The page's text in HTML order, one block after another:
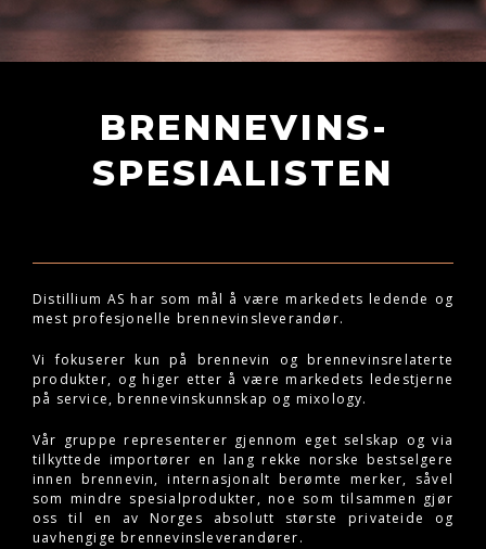
BRENNEVINS­
SPESIALISTEN
Distillium AS har som mål å være markedets ledende og
mest profesjonelle brennevinsleverandør.
Vi fokuserer kun på brennevin og brennevinsrelaterte
produkter, og higer etter å være markedets ledestjerne
på service, brennevinskunnskap og mixology.
Vår gruppe representerer gjennom eget selskap og via
tilkyttede importører en lang rekke norske bestselgere
innen brennevin, internasjonalt berømte merker, såvel
som mindre spesialprodukter, noe som tilsammen gjør
oss til en av Norges absolutt største privateide og
uavhengige brennevinsleverandører.